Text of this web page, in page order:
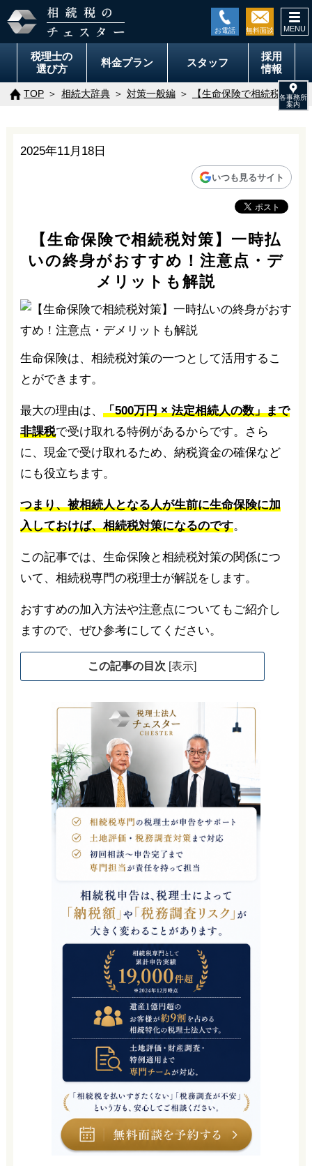
税理士の
選び方
料金プラン スタッフ
採用
情報
TOP 相続大辞典 対策一般編 【生命保険で相続税対策
2025年11月18日
いつも見るサイト
【生命保険で相続税対策】一時払
いの終身がおすすめ！注意点・デ
メリットも解説
生命保険は、相続税対策の一つとして活用するこ
とができます。
最大の理由は、 「500万円 × 法定相続人の数」まで
非課税で受け取れる特例があるからです。さら
に、現金で受け取れるため、納税資金の確保など
にも役立ちます。
つまり、被相続人となる人が生前に生命保険に加
入しておけば、相続税対策になるのです。
この記事では、生命保険と相続税対策の関係につ
いて、相続税専門の税理士が解説をします。
おすすめの加入方法や注意点についてもご紹介し
ますので、ぜひ参考にしてください。
この記事の目次 [表示]